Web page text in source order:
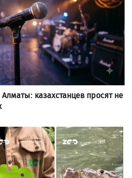
Алматы: казахстанцев просят не